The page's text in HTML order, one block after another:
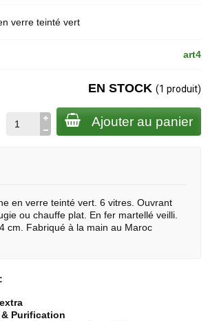
verre teinté vert
art4
EN STOCK (1 produit)
Ajouter au panier
en verre teinté vert. 6 vitres. Ouvrant
ou chauffe plat. En fer martellé veilli.
cm. Fabriqué à la main au Maroc
Purification